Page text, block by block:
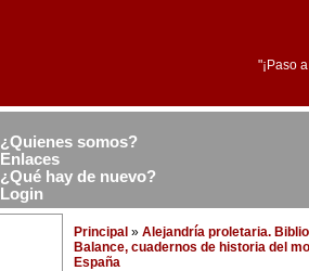
"¡Paso
¿Quienes somos?
Enlaces
¿Qué hay de nuevo?
Login
Principal » Alejandría proletaria.
Balance, cuadernos de historia del
España